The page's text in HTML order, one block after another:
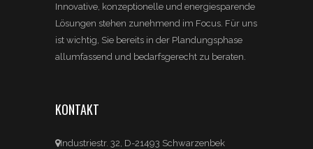
Innovative, konzeptionelle und energiesparende
Lösungen stehen zunehmend im Focus. Für uns
ist wichtig, Sie bereits in der Plandungsphase
allumfassend und bedarfsgerecht zu beraten.
KONTAKT
Industriestr. 32, D-21493 Schwarzenbek